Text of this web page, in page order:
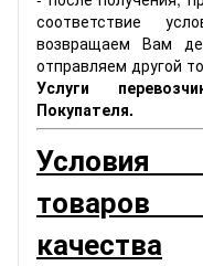
соответствие
возвращаем Вам
отправляем другой
Услуги
Покупателя.
Условия
товаров
качества